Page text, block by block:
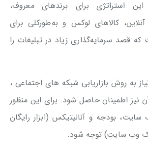
این استراتژی برای برندهای معروف،
کالاهای لوکس و به‌طورکلی برای
قصد سرمایه‌گذاری زیاد در تبلیغات را
به روش بازاریابی شبکه های اجتماعی ،
نیز اطمینان حاصل شود. برای این منظور
وب سایت، بودجه و آنالیتیکس (ابزار رایگان
وب سایت) توجه شود.